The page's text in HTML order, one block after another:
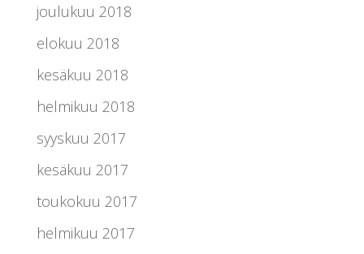
joulukuu 2018
elokuu 2018
kesäkuu 2018
helmikuu 2018
syyskuu 2017
kesäkuu 2017
toukokuu 2017
helmikuu 2017